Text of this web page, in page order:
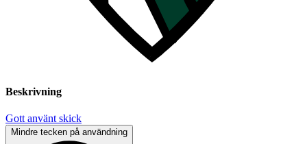
Beskrivning
Gott använt skick
Mindre tecken på användning